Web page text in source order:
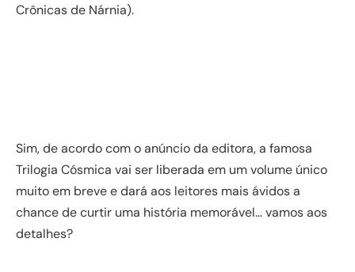
Crônicas de Nárnia).
Sim, de acordo com o anúncio da editora, a famosa
Trilogia Cósmica vai ser liberada em um volume único
muito em breve e dará aos leitores mais ávidos a
chance de curtir uma história memorável… vamos aos
detalhes?